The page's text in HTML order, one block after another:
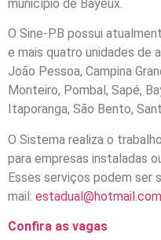
município de Bayeux.
O Sine-PB possui
e mais quatro unidades de
João Pessoa, Campina
Monteiro, Pombal, Sapé,
Itaporanga, São Bento,
O Sistema realiza o
para empresas instaladas
Esses serviços podem ser
mail: estadual@hotmail.com
Confira as vagas